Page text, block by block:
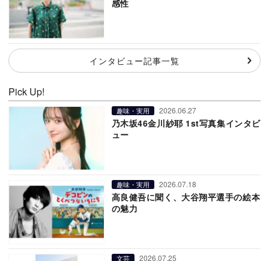
感性
インタビュー記事一覧
Pick Up!
趣味・実用 2026.06.27
乃木坂46金川紗耶 1st写真集インタビ
ュー
趣味・実用 2026.07.18
高良健吾に聞く、大谷翔平選手の絵本
の魅力
文芸 2026.07.25